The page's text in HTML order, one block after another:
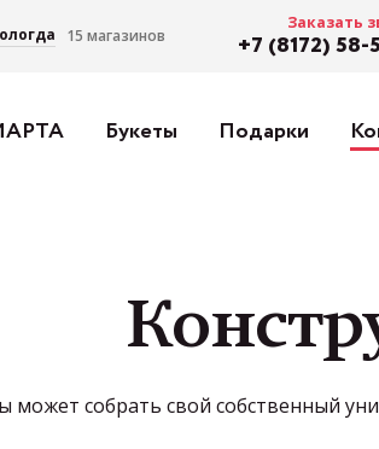
15 магазинов
Заказать
+7 (8172) 58-
Букеты Подарки
может собрать свой собственный